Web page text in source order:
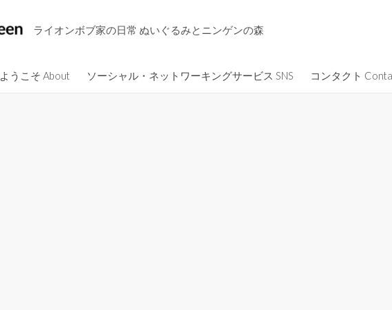
ライオンボブ家の日常 ぬいぐるみとニンゲンの森
ようこそ About ソーシャル・ネットワーキングサービス SNS コンタクト